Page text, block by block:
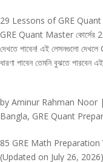
29 Lessons of GRE
GRE Quant Master কোর্সের 29
দেখতে পাবেন! এই লেসনগুলো
ধারণা পাবেন তেমনি বুঝতে পারবেন
by Aminur Rahman Noor |
Bangla, GRE Quant
85 GRE Math
(Updated on July 26, 2026)